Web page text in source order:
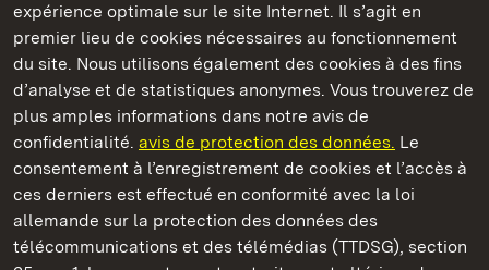
expérience optimale sur le site Internet. Il s’agit en
premier lieu de cookies nécessaires au fonctionnement
du site. Nous utilisons également des cookies à des fins
d’analyse et de statistiques anonymes. Vous trouverez de
plus amples informations dans notre avis de
confidentialité. avis de protection des données. Le
consentement à l’enregistrement de cookies et l’accès à
ces derniers est effectué en conformité avec la loi
allemande sur la protection des données des
télécommunications et des télémédias (TTDSG), section
Châteaux et jardins publics du Bade-Wurtemberg
Château-fort de Wäscherschloss
Châteaux et jardins publics du Bade-Wurtemberg
FAQ et réponsesMentions légalesProtection des données